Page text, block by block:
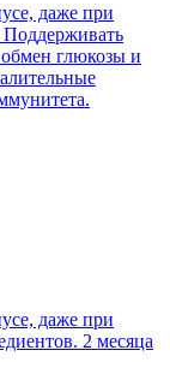
даже при
обмен глюкозы и
даже при
2 месяца